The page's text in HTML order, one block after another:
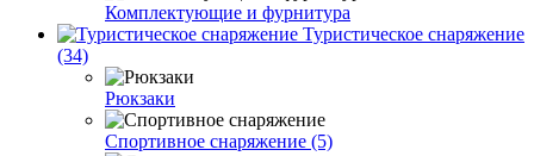
Комплектующие и фурнитура
Туристическое снаряжение
(34)
Рюкзаки
Спортивное снаряжение (5)